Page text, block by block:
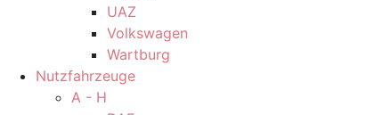
UAZ
Volkswagen
Wartburg
Nutzfahrzeuge
A - H